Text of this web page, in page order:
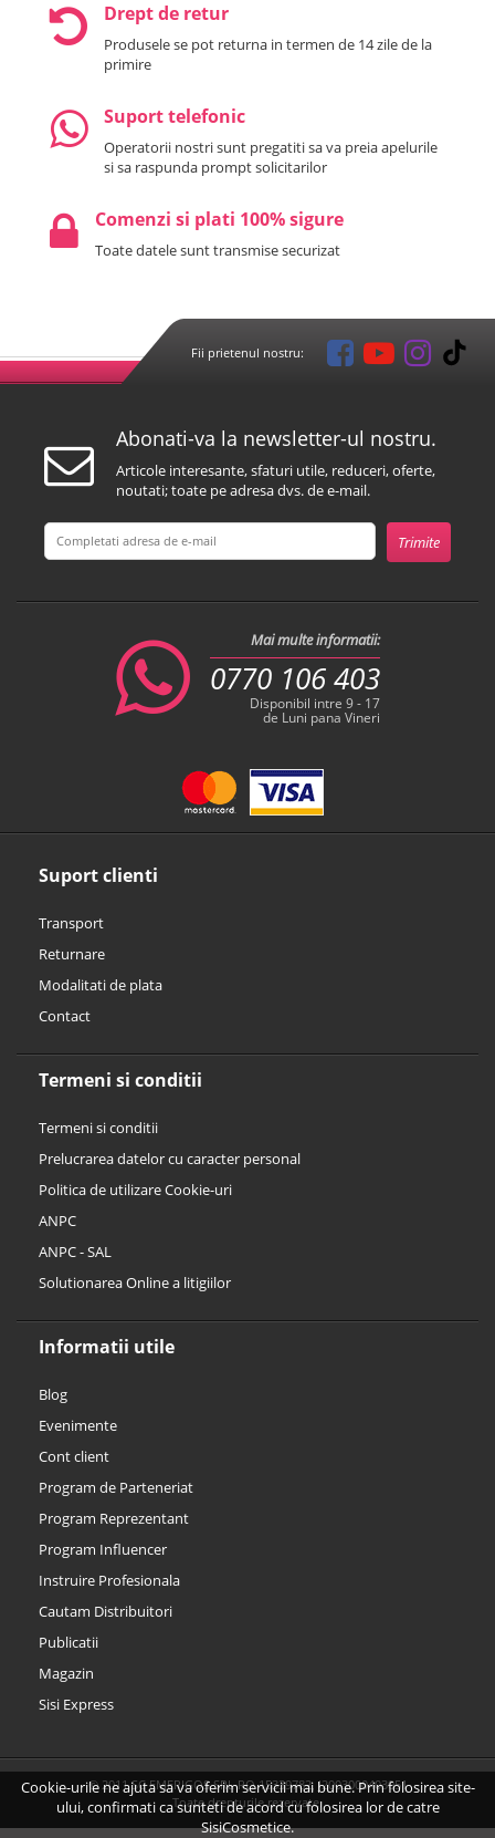
Cookie-urile ne ajuta sa va oferim servicii mai bune. Prin folosirea site-
ului, confirmati ca sunteti de acord cu folosirea lor de catre
SisiCosmetice.
Drept de retur
Produsele se pot returna in termen de 14 zile de la
primire
Suport telefonic
Operatorii nostri sunt pregatiti sa va preia apelurile
si sa raspunda prompt solicitarilor
Comenzi si plati 100% sigure
Toate datele sunt transmise securizat
Fii prietenul nostru:
Suport clienti
Transport
Returnare
Modalitati de plata
Contact
Termeni si conditii
Termeni si conditii
Prelucrarea datelor cu caracter personal
Politica de utilizare Cookie-uri
ANPC
ANPC - SAL
Solutionarea Online a litigiilor
Informatii utile
Blog
Evenimente
Cont client
Program de Parteneriat
Program Reprezentant
Program Influencer
Instruire Profesionala
Cautam Distribuitori
Publicatii
Magazin
Sisi Express
Abonati-va la newsletter-ul nostru.
Articole interesante, sfaturi utile, reduceri, oferte,
noutati; toate pe adresa dvs. de e-mail.
Mai multe informatii:
0770 106 403
Disponibil intre 9 - 17
de Luni pana Vineri
© 2011 SC EMERIGOS SRL RO 15339782, J2003000403051
Toate drepturile rezervate.